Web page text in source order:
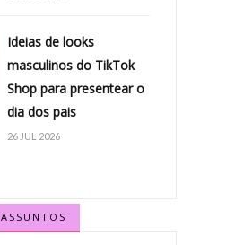
Ideias de looks
masculinos do TikTok
Shop para presentear o
dia dos pais
26 JUL 2026
ASSUNTOS